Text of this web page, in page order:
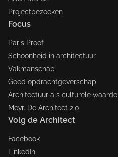
Projectbezoeken
Focus
Paris Proof
Schoonheid in architectuur
Vakmanschap
Goed opdrachtgeverschap
Architectuur als culturele waarde
Mevr. De Architect 2.0
Volg de Architect
Facebook
LinkedIn